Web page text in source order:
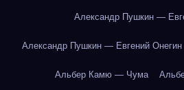
Александр Пушкин —
Александр Пушкин — Евгений Онегин
Альбер Камю — Чума